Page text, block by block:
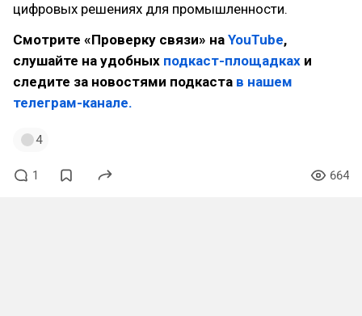
цифровых решениях для промышленности.
Смотрите «Проверку связи» на YouTube,
слушайте на удобных подкаст-площадках и
следите за новостями подкаста в нашем
телеграм-канале.
4
1 664